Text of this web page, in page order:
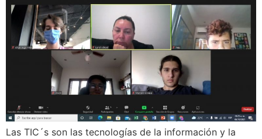
Las TIC´s son las tecnologías de la información y la